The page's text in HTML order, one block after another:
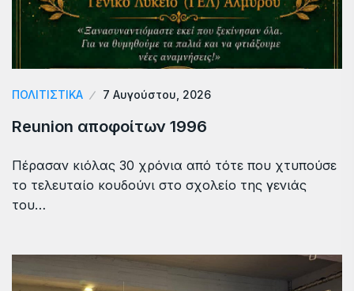
ΠΟΛΙΤΙΣΤΙΚΑ 7 Αυγούστου, 2026
Reunion αποφοίτων 1996
Πέρασαν κιόλας 30 χρόνια από τότε που χτυπούσε
το τελευταίο κουδούνι στο σχολείο της γενιάς
του…